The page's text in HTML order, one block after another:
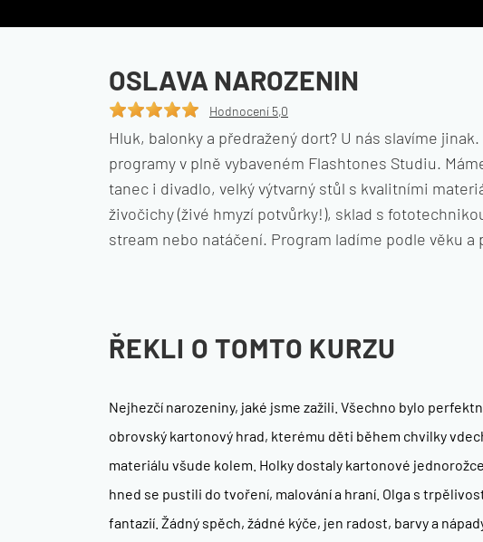
OSLAVA NAROZENIN
Hodnocení 5,0
Hluk, balonky a předražený dort? U nás slavíme
programy v plně vybaveném Flashtones Studiu.
tanec i divadlo, velký výtvarný stůl s kvalitními
živočichy (živé hmyzí potvůrky!), sklad s
stream nebo natáčení. Program ladíme podle věku a
ŘEKLI O TOMTO KURZU
Nejhezčí narozeniny, jaké jsme zažili. Všechno bylo
obrovský kartonový hrad, kterému děti během chvilky
materiálu všude kolem. Holky dostaly kartonové
hned se pustili do tvoření, malování a hraní. Olga s
fantazií. Žádný spěch, žádné kýče, jen radost, barvy a